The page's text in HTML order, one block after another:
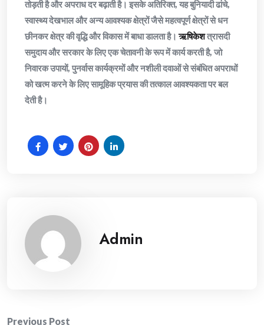
तोड़ती है और अपराध दर बढ़ाती है। इसके अतिरिक्त, यह बुनियादी ढांचे,
स्वास्थ्य देखभाल और अन्य आवश्यक क्षेत्रों जैसे महत्वपूर्ण क्षेत्रों से धन
छीनकर क्षेत्र की वृद्धि और विकास में बाधा डालता है।ऋषिकेशत्रासदी
समुदाय और सरकार के लिए एक चेतावनी के रूप में कार्य करती है, जो
निवारक उपायों, पुनर्वास कार्यक्रमों और नशीली दवाओं से संबंधित अपराधों
को खत्म करने के लिए सामूहिक प्रयास की तत्काल आवश्यकता पर बल
देती है।
Admin
Previous Post